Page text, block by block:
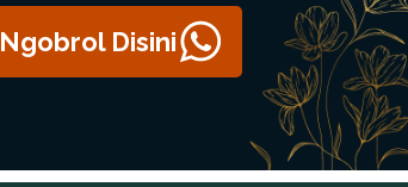
Ngobrol Disini